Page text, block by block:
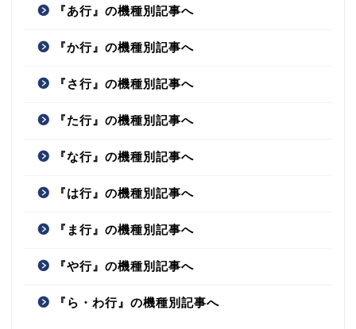
『あ行』の機種別記事へ
『か行』の機種別記事へ
『さ行』の機種別記事へ
『た行』の機種別記事へ
『な行』の機種別記事へ
『は行』の機種別記事へ
『ま行』の機種別記事へ
『や行』の機種別記事へ
『ら・わ行』の機種別記事へ